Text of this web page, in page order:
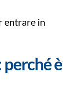
entrare in
perché è